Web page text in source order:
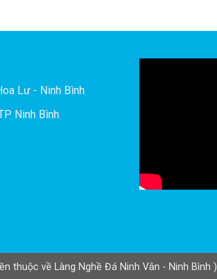
Lư - Ninh Bình
Ninh Bình
thuộc về Làng Nghề Đá Ninh Vân - Ninh Bình )